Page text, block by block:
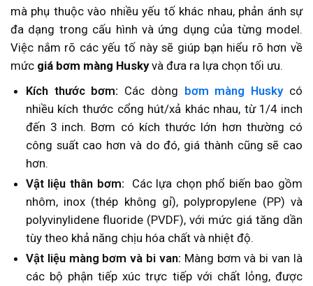
mà phụ thuộc vào nhiều yếu tố khác nhau, phản ánh sự
đa dạng trong cấu hình và ứng dụng của từng model.
Việc nắm rõ các yếu tố này sẽ giúp bạn hiểu rõ hơn về
mức giá bơm màng Huskyvà đưa ra lựa chọn tối ưu.
Kích thước bơm: Các dòng bơm màng Huskycó
nhiều kích thước cổng hút/xả khác nhau, từ 1/4 inch
đến 3 inch. Bơm có kích thước lớn hơn thường có
công suất cao hơn và do đó, giá thành cũng sẽ cao
hơn.
Vật liệu thân bơm: Các lựa chọn phổ biến bao gồm
nhôm, inox (thép không gỉ), polypropylene (PP) và
polyvinylidene fluoride (PVDF), với mức giá tăng dần
tùy theo khả năng chịu hóa chất và nhiệt độ.
Vật liệu màng bơm và bi van: Màng bơm và bi van là
các bộ phận tiếp xúc trực tiếp với chất lỏng, được